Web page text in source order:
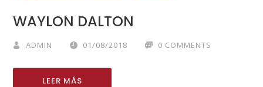
WAYLON DALTON
ADMIN 01/08/2018 0 COMMENTS
LEER MÁS